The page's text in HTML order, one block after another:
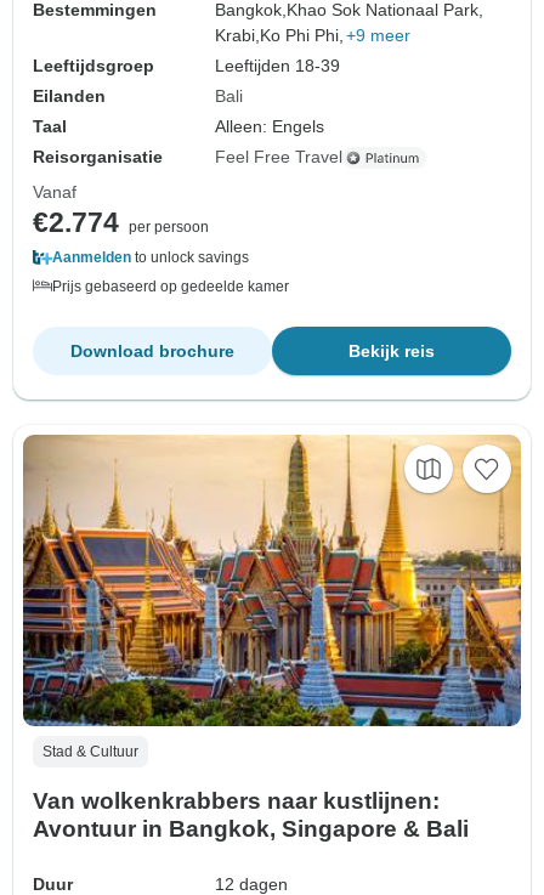
Bestemmingen Bangkok,Khao Sok Nationaal Park,
Krabi,Ko Phi Phi, +9 meer
Leeftijdsgroep
Leeftijden 18-39
Eilanden
Bali
Taal
Alleen: Engels
Reisorganisatie
Feel Free Travel
Vanaf
€2.774 per persoon
Aanmelden to unlock savings
Prijs gebaseerd op gedeelde kamer
Bekijk reis
Download brochure
Stad & Cultuur
Van wolkenkrabbers naar kustlijnen:
Avontuur in Bangkok, Singapore & Bali
Duur
12 dagen